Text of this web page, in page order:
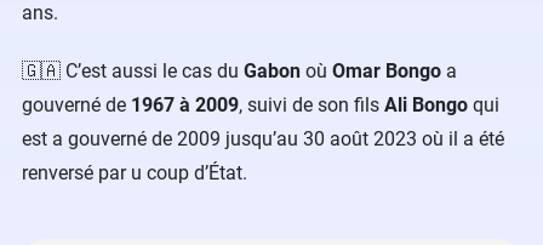
ans.
🇬🇦 C’est aussi le cas du Gabon où Omar Bongo a
gouverné de 1967 à 2009, suivi de son fils Ali Bongo qui
est a gouverné de 2009 jusqu’au 30 août 2023 où il a été
renversé par u coup d’État.